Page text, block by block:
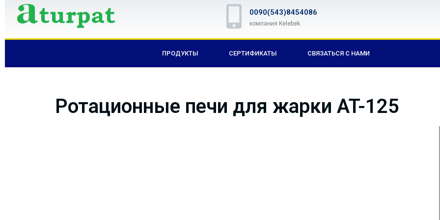
0090(543)8454086
компания Kelebek
ПРОДУКТЫ СЕРТИФИКАТЫ СВЯЗАТЬСЯ С НАМИ
Ротационные печи для жарки AT-125